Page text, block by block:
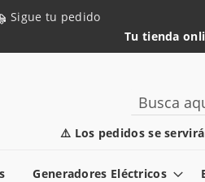
Sigue tu pedido
Tu tienda
⚠️ Los pedidos se
Search
Generadores Eléctricos